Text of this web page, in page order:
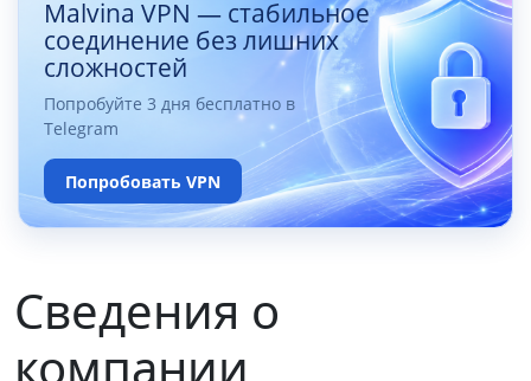
Malvina VPN — стабильное
соединение без лишних
сложностей
Попробуйте 3 дня бесплатно в
Telegram
Попробовать VPN
Сведения о
компании